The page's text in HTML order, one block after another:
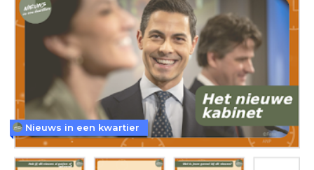
Nieuws in een kwartier